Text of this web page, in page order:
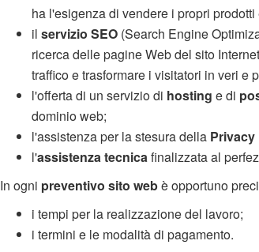
ha l'esigenza di vendere i propri
il servizio SEO (Search Engine
ricerca delle pagine Web del sito
traffico e trasformare i visitatori in veri e
l'offerta di un servizio di hosting e di
dominio web;
l'assistenza per la stesura della
l'assistenza tecnica finalizzata al
In ogni preventivo sito webè opportuno
i tempi per la realizzazione del lavoro;
i termini e le modalità di pagamento.